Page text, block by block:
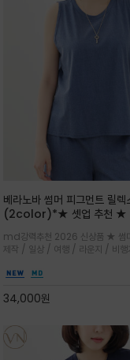
베라노바 썸머 피그먼트 릴렉
(2color)*★ 셋업 추천 ★
튼 소재로 완성
md강력추천 2026 신상품 ★ 썸
제작 / 일상 / 여행 / 라운지 / 비
그먼트로 제작되어 편하고 가볍게 후
34,000원